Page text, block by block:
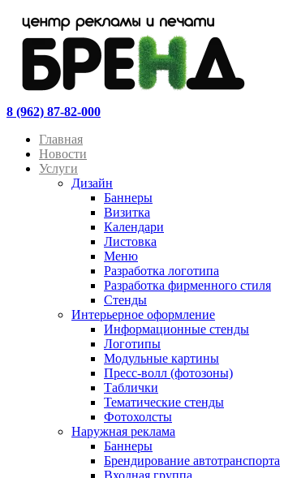
8 (962) 87-82-000
Главная
Новости
Услуги
Дизайн
Баннеры
Визитка
Календари
Листовка
Меню
Разработка логотипа
Разработка фирменного стиля
Стенды
Интерьерное оформление
Информационные стенды
Логотипы
Модульные картины
Пресс-волл (фотозоны)
Таблички
Тематические стенды
Фотохолсты
Наружная реклама
Баннеры
Брендирование автотранспорта
Входная группа